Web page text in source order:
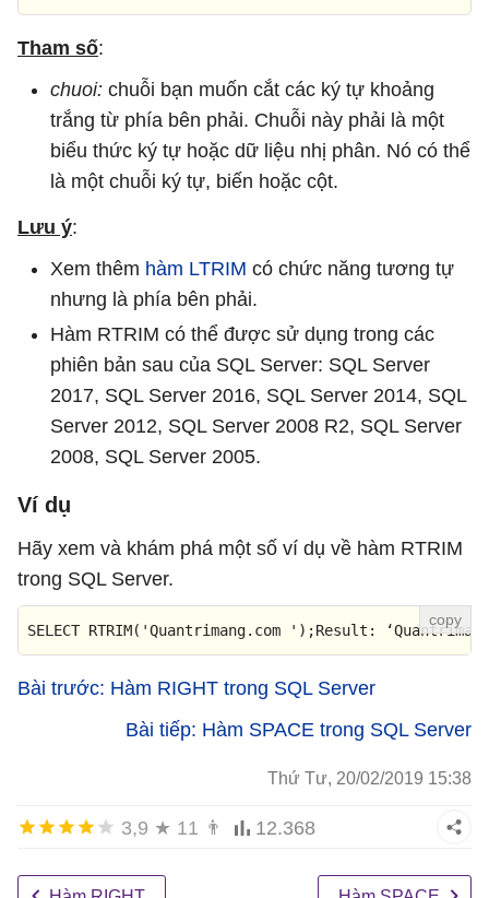
Tham số:
chuoi: chuỗi bạn muốn cắt các ký tự khoảng
trắng từ phía bên phải. Chuỗi này phải là một
biểu thức ký tự hoặc dữ liệu nhị phân. Nó có thể
là một chuỗi ký tự, biến hoặc cột.
Lưu ý:
Xem thêm hàm LTRIM có chức năng tương tự
nhưng là phía bên phải.
Hàm RTRIM có thể được sử dụng trong các
phiên bản sau của SQL Server: SQL Server
2017, SQL Server 2016, SQL Server 2014, SQL
Server 2012, SQL Server 2008 R2, SQL Server
2008, SQL Server 2005.
Ví dụ
Hãy xem và khám phá một số ví dụ về hàm RTRIM
trong SQL Server.
SELECT RTRIM( 'Quantrimang.com ' );Result :
Bài trước: Hàm RIGHT trong SQL Server
Bài tiếp: Hàm SPACE trong SQL Server
Thứ Tư, 20/02/2019 15:38
3,9 ★ 11 👨 12.368